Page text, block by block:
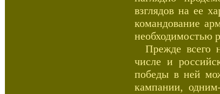
взглядов на ее
командование
необходимостью
Прежде всего
числе и
победы в ней
кампании,